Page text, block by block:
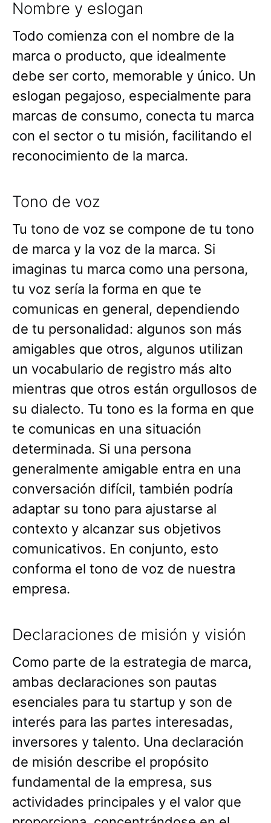
Nombre y eslogan
Todo comienza con el nombre de la
marca o producto, que idealmente
debe ser corto, memorable y único. Un
eslogan pegajoso, especialmente para
marcas de consumo, conecta tu marca
con el sector o tu misión, facilitando el
reconocimiento de la marca.
Tono de voz
Tu tono de voz se compone de tu tono
de marca y la voz de la marca. Si
imaginas tu marca como una persona,
tu voz sería la forma en que te
comunicas en general, dependiendo
de tu personalidad: algunos son más
amigables que otros, algunos utilizan
un vocabulario de registro más alto
mientras que otros están orgullosos de
su dialecto. Tu tono es la forma en que
te comunicas en una situación
determinada. Si una persona
generalmente amigable entra en una
conversación difícil, también podría
adaptar su tono para ajustarse al
contexto y alcanzar sus objetivos
comunicativos. En conjunto, esto
conforma el tono de voz de nuestra
empresa.
Declaraciones de misión y visión
Como parte de la estrategia de marca,
ambas declaraciones son pautas
esenciales para tu startup y son de
interés para las partes interesadas,
inversores y talento. Una declaración
de misión describe el propósito
fundamental de la empresa, sus
actividades principales y el valor que